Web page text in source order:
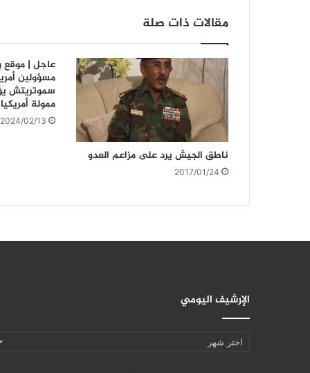
مقالات ذات صلة
ناطق الجيش يرد على مزاعم العدو
2017/01/24
عاجل | موقع
مسؤولين
سموتريتش
ممولة
2024/02/13
الإرشيف اليومي
الإرشيف